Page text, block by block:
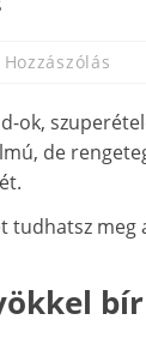
Hozzászólás
ok,
de
tudhatsz